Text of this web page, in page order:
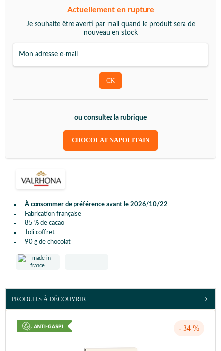
À consommer de préférence avant le 2026/10/22
Fabrication française
85 % de cacao
Joli coffret
90 g de chocolat
Actuellement en rupture
Je souhaite être averti par mail quand le produit sera de
nouveau en stock
ou consultez la rubrique
CHOCOLAT NAPOLITAIN
PRODUITS À DÉCOUVRIR
- 34 %